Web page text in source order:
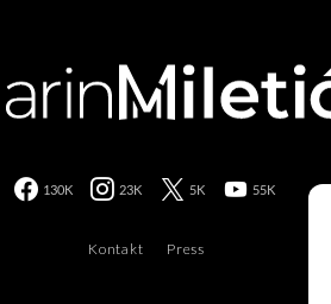
130K 23K 5K 55K
Kontakt Press